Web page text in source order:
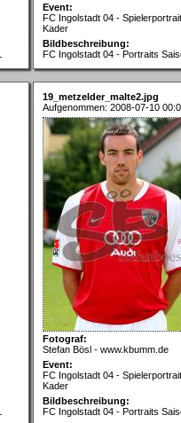
Event:
FC Ingolstadt 04 -
Kader
Bildbeschreibung:
FC Ingolstadt 04 - Portraits
19_metzelder_malte2.jpg
Aufgenommen: 2008-07-10
Fotograf:
Stefan Bösl - www.kbumm.de
Event:
FC Ingolstadt 04 -
Kader
Bildbeschreibung:
FC Ingolstadt 04 - Portraits